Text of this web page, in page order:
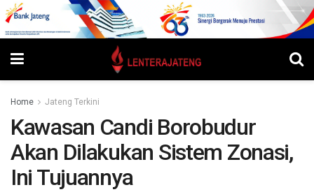
Home Jateng Terkini
Kawasan Candi Borobudur
Akan Dilakukan Sistem Zonasi,
Ini Tujuannya